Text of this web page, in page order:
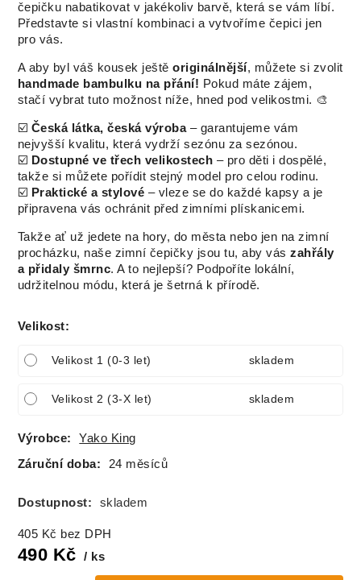
čepičku nabatikovat v jakékoliv barvě, která se vám líbí.
Představte si vlastní kombinaci a vytvoříme čepici jen
pro vás.
A aby byl váš kousek ještěoriginálnější, můžete si zvolit
handmade bambulku na přání! Pokud máte zájem,
stačí vybrat tuto možnost níže, hned pod velikostmi. 🎨
☑️ Česká látka, česká výroba– garantujeme vám
nejvyšší kvalitu, která vydrží sezónu za sezónou.
☑️ Dostupné ve třech velikostech – pro děti i dospělé,
takže si můžete pořídit stejný model pro celou rodinu.
☑️ Praktické a stylové – vleze se do každé kapsy a je
připravena vás ochránit před zimními plískanicemi.
Takže ať už jedete na hory, do města nebo jen na zimní
procházku, naše zimní čepičky jsou tu, aby vászahřály
a přidaly šmrnc. A to nejlepší? Podpoříte lokální,
udržitelnou módu, která je šetrná k přírodě.
Velikost:
Velikost 1 (0-3 let) skladem
Velikost 2 (3-X let) skladem
Výrobce: Yako King
Záruční doba: 24 měsíců
Dostupnost: skladem
405 Kč bez DPH
490 Kč ks